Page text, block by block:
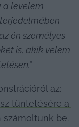
a levelem
én személyes
is, akik velem
tüntetésére a
be.